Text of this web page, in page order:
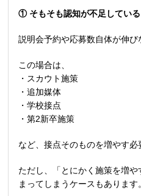
① そもそも認知が不足している
説明会予約や応募数自体が伸び
この場合は、
・スカウト施策
・追加媒体
・学校接点
・第2新卒施策
など、接点そのものを増やす必
ただし、「とにかく施策を増
まってしまうケースもあります